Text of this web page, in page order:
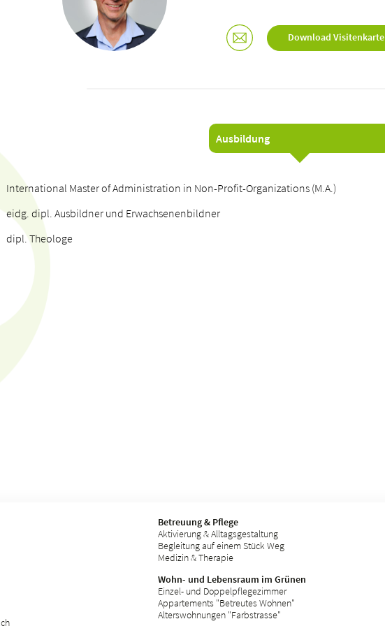
Download Visitenkarte
Ausbildung
International Master of Administration in Non-Profit-Organizations (M.A.)
eidg. dipl. Ausbildner und Erwachsenenbildner
dipl. Theologe
ch
Betreuung & Pflege
Aktivierung & Alltagsgestaltung
Begleitung auf einem Stück Weg
Medizin & Therapie
Wohn- und Lebensraum im Grünen
Einzel- und Doppelpflegezimmer
Appartements "Betreutes Wohnen"
Alterswohnungen "Farbstrasse"